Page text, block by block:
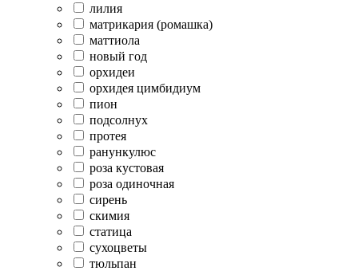
лилия
матрикария (ромашка)
маттиола
новый год
орхидеи
орхидея цимбидиум
пион
подсолнух
протея
ранункулюс
роза кустовая
роза одиночная
сирень
скимия
статица
сухоцветы
тюльпан